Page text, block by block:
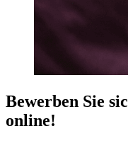
Bewerben Sie
online!